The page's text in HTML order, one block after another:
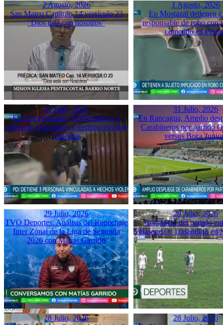
2 Agosto, 2026
San Mateo Capítulo 14 versículo 23
“Dios está con nosotros”
1 Agosto, 2026
En Mostazal detienen
responsable de robo con
cometido en
31 Julio, 2026
En San Fernando, PDI detiene a 3
personas vinculadas a distintos hechos
violentos
31 Julio, 2026
En Rancagua, Amplio
Carabineros por partido
versus Boca
29 Julio, 2026
TVO Deportes: Análisis del Repechaje
Inter Zonal de la Liga de Segunda
2026 con Matías Garrido
29 Julio, 2026
Compacto del partido
Velásquez y Trasandino en
28 Julio, 2026
28 Julio, 2026